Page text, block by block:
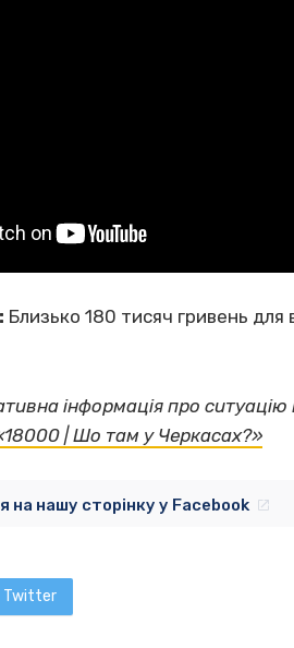
Близько 180 тисяч гривень для
інформація про ситуацію
| Шо там у Черкасах?»
на нашу сторінку у Facebook
Twitter